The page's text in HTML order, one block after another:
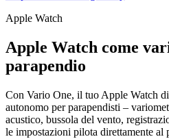
Apple Watch
Apple Watch come
parapendio
Con Vario One, il tuo Apple Watch
autonomo per parapendisti –
acustico, bussola del vento,
le impostazioni pilota direttamente al